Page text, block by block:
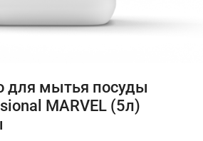
для мытья посуды
MARVEL (5л)